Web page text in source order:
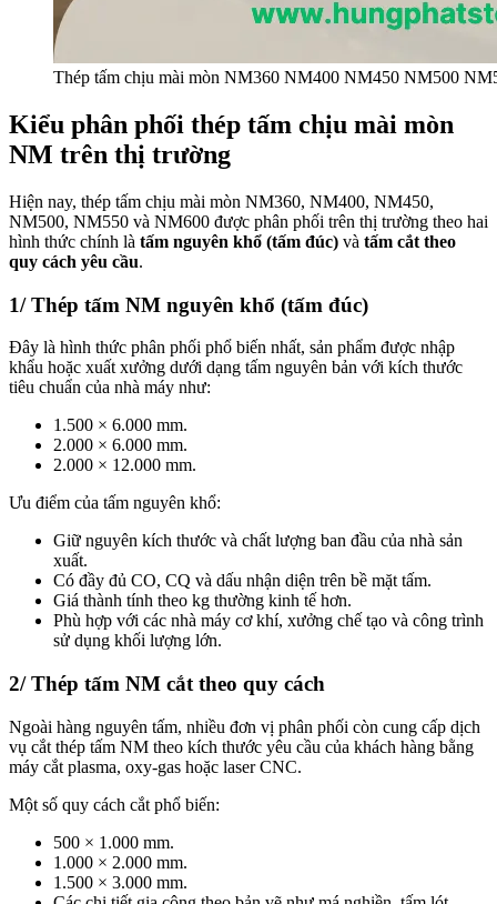
Thép tấm chịu mài mòn NM360 NM400 NM450 NM500
Kiểu phân phối thép tấm chịu mài mòn
NM trên thị trường
Hiện nay, thép tấm chịu mài mòn NM360, NM400, NM450,
NM500, NM550 và NM600 được phân phối trên thị trường theo hai
hình thức chính là tấm nguyên khổ (tấm đúc) và tấm cắt theo
quy cách yêu cầu.
1/ Thép tấm NM nguyên khổ (tấm đúc)
Đây là hình thức phân phối phổ biến nhất, sản phẩm được nhập
khẩu hoặc xuất xưởng dưới dạng tấm nguyên bản với kích thước
tiêu chuẩn của nhà máy như:
1.500 × 6.000 mm.
2.000 × 6.000 mm.
2.000 × 12.000 mm.
Ưu điểm của tấm nguyên khổ:
Giữ nguyên kích thước và chất lượng ban đầu của nhà sản
xuất.
Có đầy đủ CO, CQ và dấu nhận diện trên bề mặt tấm.
Giá thành tính theo kg thường kinh tế hơn.
Phù hợp với các nhà máy cơ khí, xưởng chế tạo và công trình
sử dụng khối lượng lớn.
2/ Thép tấm NM cắt theo quy cách
Ngoài hàng nguyên tấm, nhiều đơn vị phân phối còn cung cấp dịch
vụ cắt thép tấm NM theo kích thước yêu cầu của khách hàng bằng
máy cắt plasma, oxy-gas hoặc laser CNC.
Một số quy cách cắt phổ biến:
500 × 1.000 mm.
1.000 × 2.000 mm.
1.500 × 3.000 mm.